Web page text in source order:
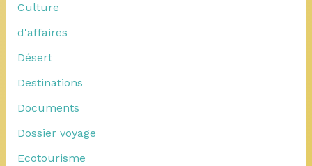
Culture
d'affaires
Désert
Destinations
Documents
Dossier voyage
Ecotourisme